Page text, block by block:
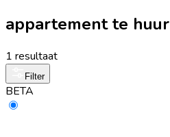
appartement te
1 resultaat
Filter
BETA